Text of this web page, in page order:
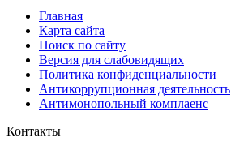
Главная
Карта сайта
Поиск по сайту
Версия для слабовидящих
Политика конфиденциальности
Антикоррупционная деятельность
Антимонопольный комплаенс
Контакты